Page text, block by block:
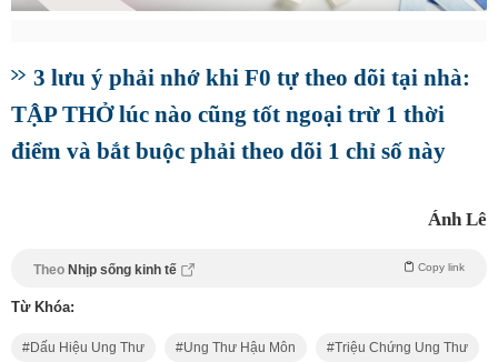
3 lưu ý phải nhớ khi F0 tự theo dõi tại nhà:
TẬP THỞ lúc nào cũng tốt ngoại trừ 1 thời
điểm và bắt buộc phải theo dõi 1 chỉ số này
Ánh Lê
Theo Nhịp sống kinh tế Copy link
Từ Khóa:
Dấu Hiệu Ung Thư Ung Thư Hậu Môn Triệu Chứng Ung Thư